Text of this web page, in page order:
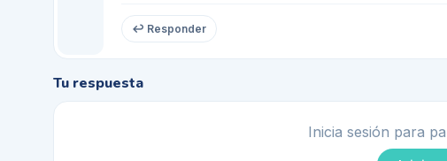
↩ Responder
Tu respuesta
Inicia sesión para